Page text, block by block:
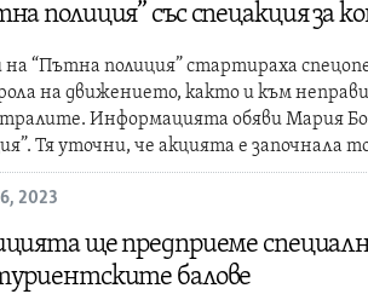
полиция” със спецакция за
на “Пътна полиция” стартираха
на движението, както и към
Информацията обяви Мария
Тя уточни, че акцията е започнала
2023
ще предприеме
балове